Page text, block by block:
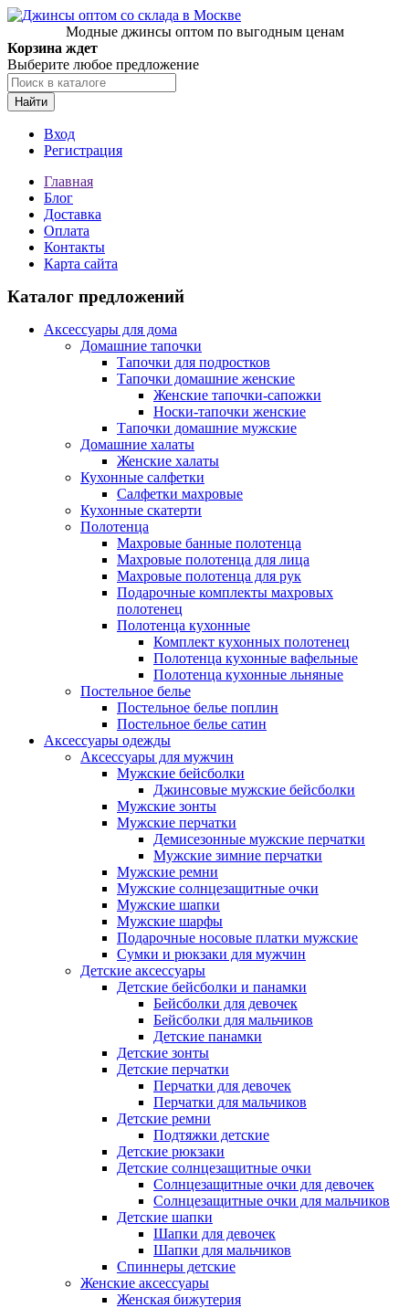
Модные джинсы оптом по выгодным ценам
Корзина ждет
Выберите любое предложение
Найти
Вход
Регистрация
Главная
Блог
Доставка
Оплата
Контакты
Карта сайта
Каталог предложений
Аксессуары для дома
Домашние тапочки
Тапочки для подростков
Тапочки домашние женские
Женские тапочки-сапожки
Носки-тапочки женские
Тапочки домашние мужские
Домашние халаты
Женские халаты
Кухонные салфетки
Салфетки махровые
Кухонные скатерти
Полотенца
Махровые банные полотенца
Махровые полотенца для лица
Махровые полотенца для рук
Подарочные комплекты махровых
полотенец
Полотенца кухонные
Комплект кухонных полотенец
Полотенца кухонные вафельные
Полотенца кухонные льняные
Постельное белье
Постельное белье поплин
Постельное белье сатин
Аксессуары одежды
Аксессуары для мужчин
Мужские бейсболки
Джинсовые мужские бейсболки
Мужские зонты
Мужские перчатки
Демисезонные мужские перчатки
Мужские зимние перчатки
Мужские ремни
Мужские солнцезащитные очки
Мужские шапки
Мужские шарфы
Подарочные носовые платки мужские
Сумки и рюкзаки для мужчин
Детские аксессуары
Детские бейсболки и панамки
Бейсболки для девочек
Бейсболки для мальчиков
Детские панамки
Детские зонты
Детские перчатки
Перчатки для девочек
Перчатки для мальчиков
Детские ремни
Подтяжки детские
Детские рюкзаки
Детские солнцезащитные очки
Солнцезащитные очки для девочек
Солнцезащитные очки для мальчиков
Детские шапки
Шапки для девочек
Шапки для мальчиков
Спиннеры детские
Женские аксессуары
Женская бижутерия